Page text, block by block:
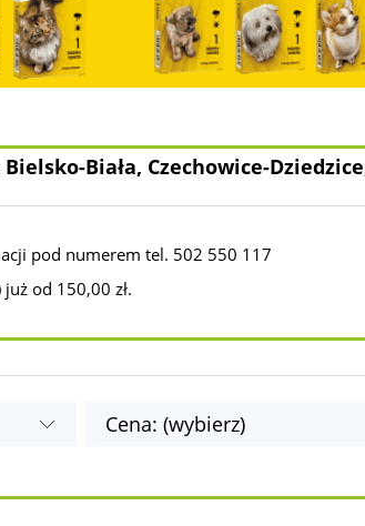
Biała, Czechowice-
pod numerem tel. 502 550 117
od 150,00 zł.
Cena: (wybierz)